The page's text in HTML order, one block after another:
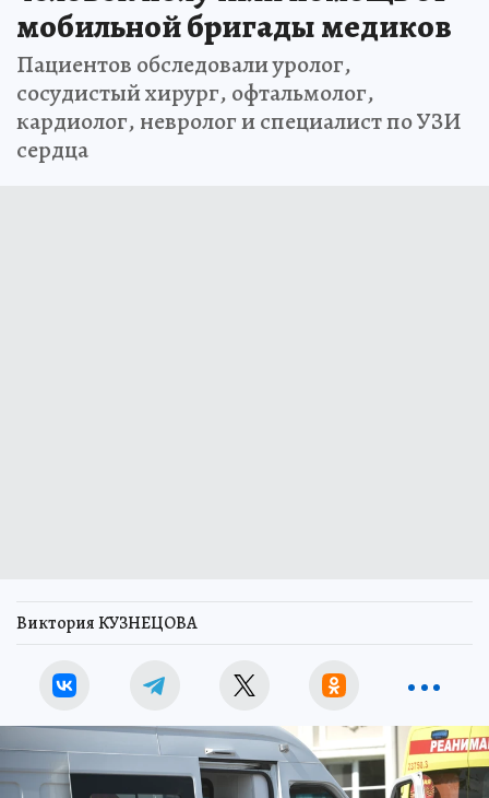
мобильной бригады медиков
Пациентов обследовали уролог,
сосудистый хирург, офтальмолог,
кардиолог, невролог и специалист по УЗИ
сердца
Виктория КУЗНЕЦОВА